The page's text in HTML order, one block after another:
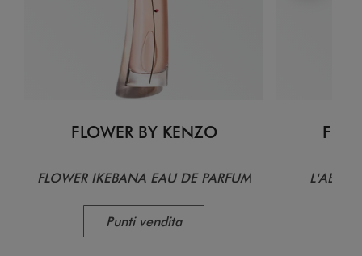
FLOWER BY KENZO
FLOWER IKEBANA EAU DE PARFUM
Punti vendita